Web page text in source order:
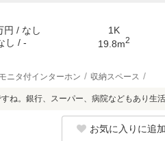
円 / なし
し / -
1K
19.8m2
モニタ付インターホン 収納スペース
ね。銀行、スーパー、病院などもあり生
お気に入りに追加